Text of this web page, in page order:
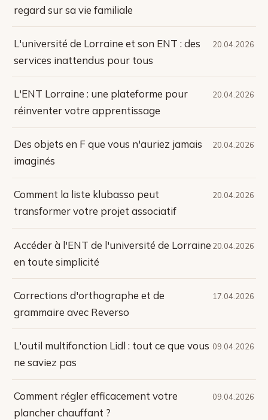
regard sur sa vie familiale
L'université de Lorraine et son ENT : des
services inattendus pour tous
20.04.2026
L'ENT Lorraine : une plateforme pour
réinventer votre apprentissage
20.04.2026
Des objets en F que vous n'auriez jamais
imaginés
20.04.2026
Comment la liste klubasso peut
transformer votre projet associatif
20.04.2026
Accéder à l'ENT de l'université de Lorraine
en toute simplicité
20.04.2026
Corrections d'orthographe et de
grammaire avec Reverso
17.04.2026
L'outil multifonction Lidl : tout ce que vous
ne saviez pas
09.04.2026
Comment régler efficacement votre
plancher chauffant ?
09.04.2026